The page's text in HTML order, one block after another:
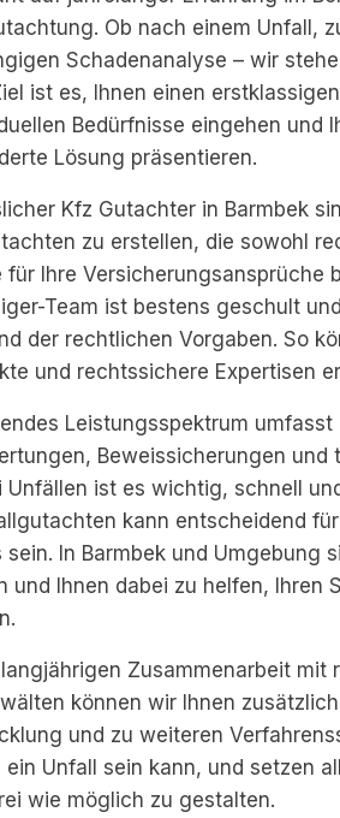
Ob nach einem Unfall,
Schadenanalyse – wir
ist es, Ihnen einen
Bedürfnisse eingehen und
Lösung präsentieren.
Kfz Gutachter in Barmbek
zu erstellen, die sowohl
für Ihre Versicherungsansprüche
Team ist bestens geschult
der rechtlichen Vorgaben. So
und rechtssichere Expertisen
Leistungsspektrum
Beweissicherungen und
Unfällen ist es wichtig, schnell
kann entscheidend
sein. In Barmbek und Umgebung
und Ihnen dabei zu helfen, Ihren
Zusammenarbeit mit
können wir Ihnen
und zu weiteren
Unfall sein kann, und setzen
wie möglich zu gestalten.